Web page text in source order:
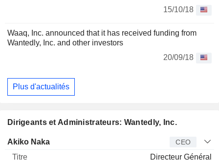
15/10/18
Waaq, Inc. announced that it has received funding from
Wantedly, Inc. and other investors
20/09/18
Plus d'actualités
Dirigeants et Administrateurs: Wantedly, Inc.
Dirigeant Titre
Akiko Naka CEO
Directeur Général